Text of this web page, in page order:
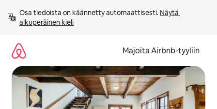
sisältö
väliin
Osa tiedoista on käännetty automaattisesti. Näytä
alkuperäinen kieli
Majoita Airbnb-tyyliin